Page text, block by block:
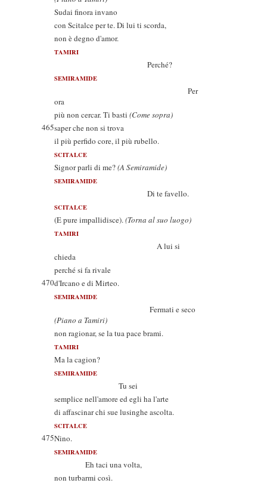
Sudai finora invano
con Scitalce per te. Di lui ti scorda,
non è degno d'amor.
TAMIRI
Perché?
SEMIRAMIDE
Per
ora
più non cercar. Ti basti (Come sopra)
465saper che non si trova
il più perfido core, il più rubello.
SCITALCE
Signor parli di me?(A Semiramide)
SEMIRAMIDE
Di te favello.
SCITALCE
(E pure impallidisce).(Torna al suo luogo)
TAMIRI
A lui si
chieda
perché si fa rivale
470d'Ircano e di Mirteo.
SEMIRAMIDE
Fermati e seco
(Piano a Tamiri)
non ragionar, se la tua pace brami.
TAMIRI
Ma la cagion?
SEMIRAMIDE
Tu sei
semplice nell'amore ed egli ha l'arte
di affascinar chi sue lusinghe ascolta.
SCITALCE
475Nino.
SEMIRAMIDE
Eh taci una volta,
non turbarmi così.